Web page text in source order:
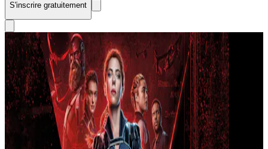
S'inscrire gratuitement